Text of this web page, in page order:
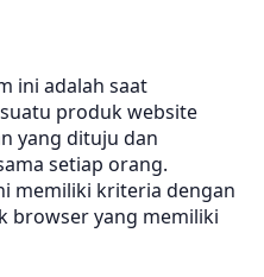
ini adalah saat
produk website
yang dituju dan
setiap orang.
memiliki kriteria dengan
browser yang memiliki